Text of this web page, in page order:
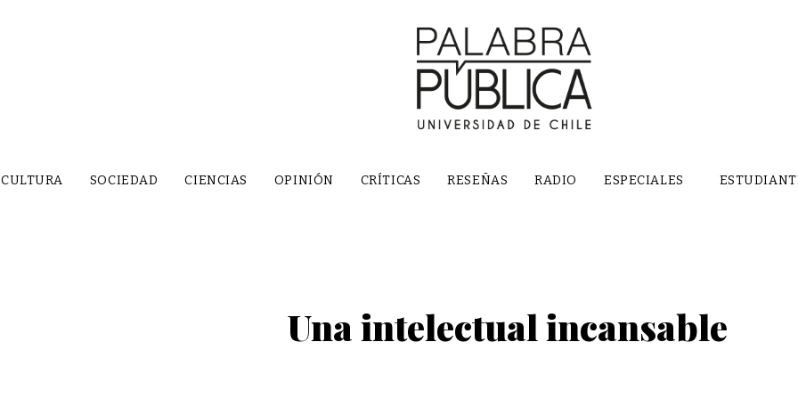
CULTURA SOCIEDAD CIENCIAS OPINIÓN CRÍTICAS RESEÑAS RADIO ESPECIALES
Una intelectual incansable